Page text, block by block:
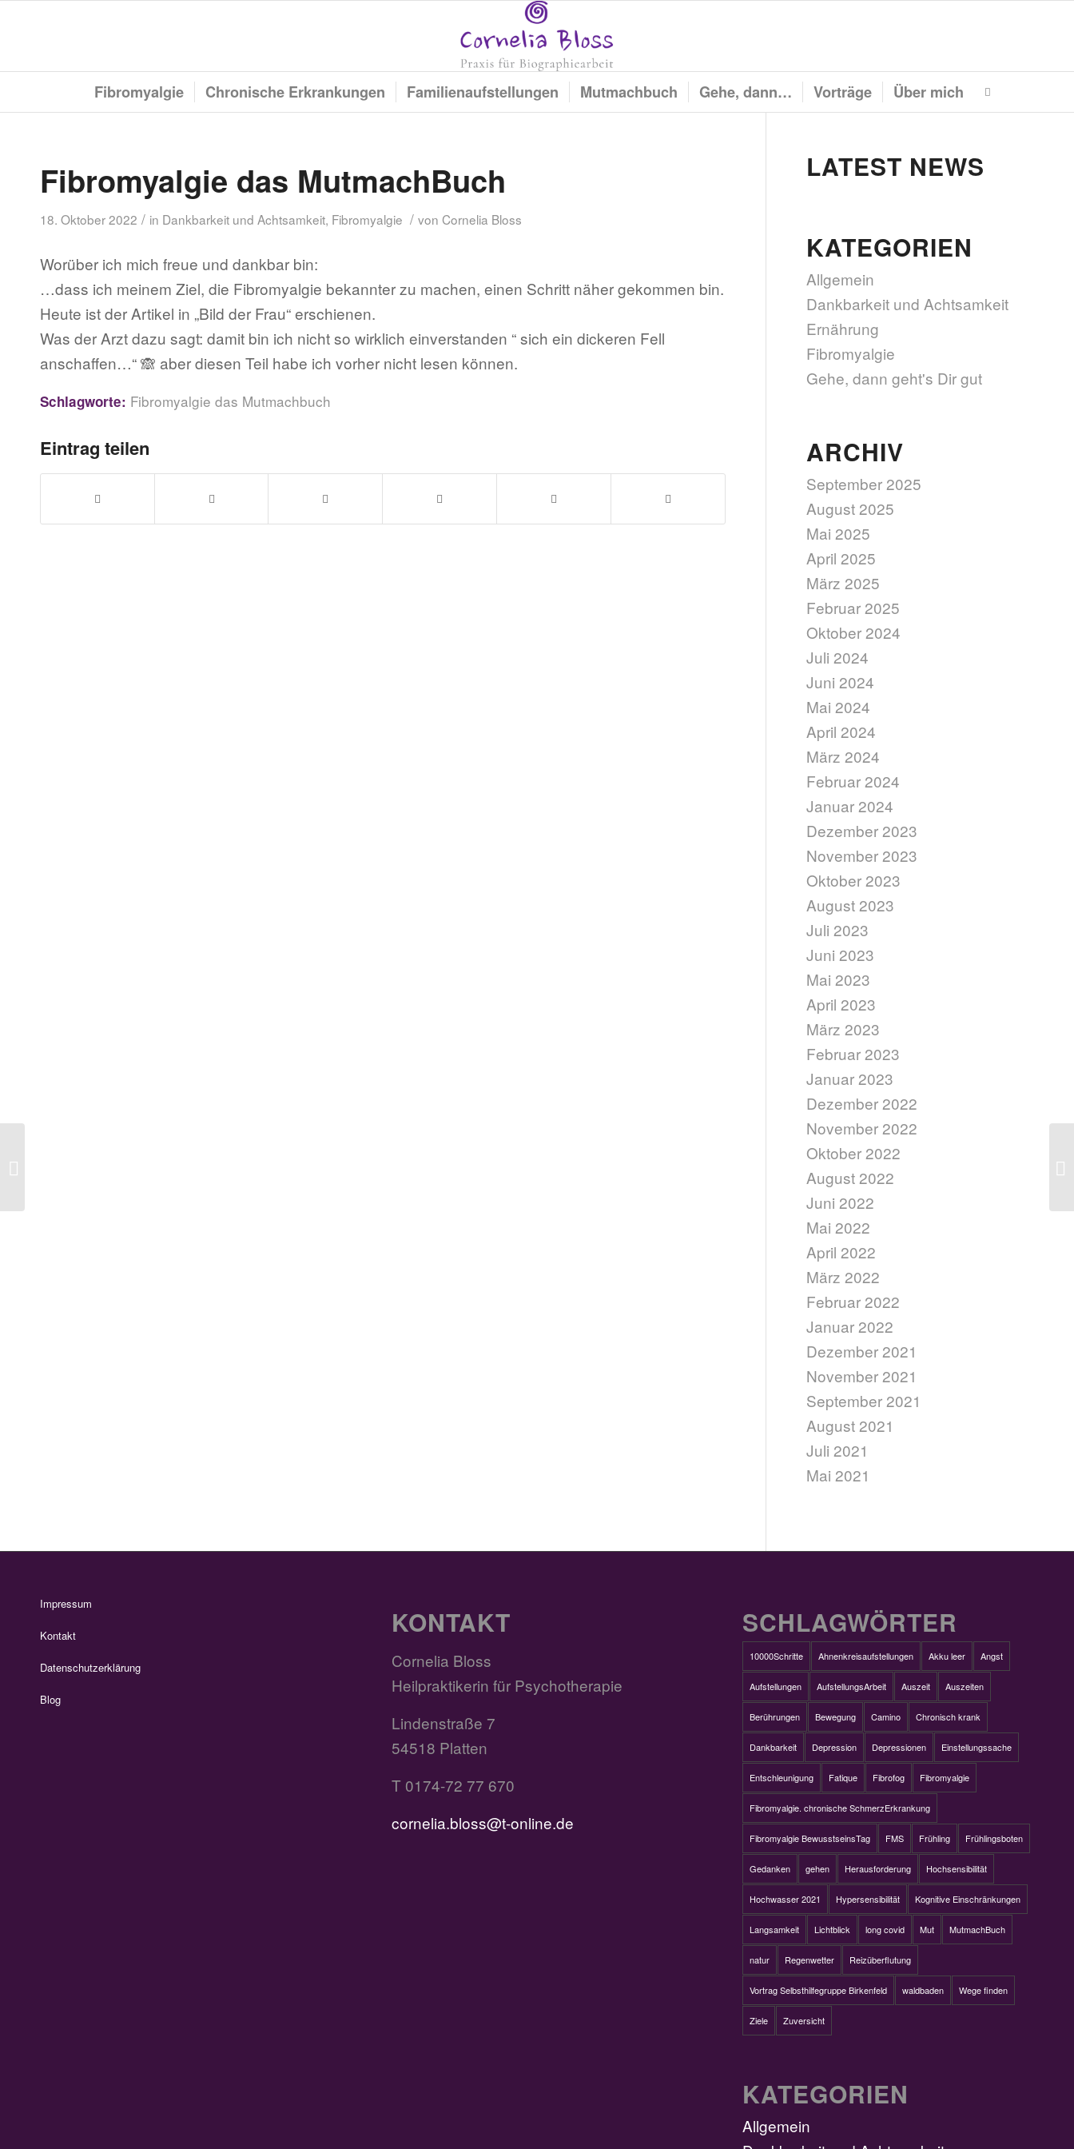
Fibromyalgie Chronische Erkrankungen Familienaufstellungen Mutmachbuch Gehe, dann… Vorträge Über mich
Fibromyalgie das MutmachBuch
18. Oktober 2022 / in Dankbarkeit und Achtsamkeit, Fibromyalgie / von Cornelia Bloss
Worüber ich mich freue und dankbar bin:
…dass ich meinem Ziel, die Fibromyalgie bekannter zu machen, einen Schritt näher gekommen bin.
Heute ist der Artikel in „Bild der Frau“ erschienen.
Was der Arzt dazu sagt: damit bin ich nicht so wirklich einverstanden “ sich ein dickeren Fell
anschaffen…“ 🙈 aber diesen Teil habe ich vorher nicht lesen können.
Schlagworte: Fibromyalgie das Mutmachbuch
Eintrag teilen
LATEST NEWS
KATEGORIEN
Allgemein
Dankbarkeit und Achtsamkeit
Ernährung
Fibromyalgie
Gehe, dann geht's Dir gut
ARCHIV
September 2025
August 2025
Mai 2025
April 2025
März 2025
Februar 2025
Oktober 2024
Juli 2024
Juni 2024
Mai 2024
April 2024
März 2024
Februar 2024
Januar 2024
Dezember 2023
November 2023
Oktober 2023
August 2023
Juli 2023
Juni 2023
Mai 2023
April 2023
März 2023
Februar 2023
Januar 2023
Dezember 2022
November 2022
Oktober 2022
August 2022
Juni 2022
Mai 2022
April 2022
März 2022
Februar 2022
Januar 2022
Dezember 2021
November 2021
September 2021
August 2021
Juli 2021
Mai 2021
Impressum
Kontakt
Datenschutzerklärung
Blog
KONTAKT
Cornelia Bloss
Heilpraktikerin für Psychotherapie
Lindenstraße 7
54518 Platten
T 0174-72 77 670
cornelia.bloss@t-online.de
SCHLAGWÖRTER
10000Schritte Ahnenkreisaufstellungen Akku leer Angst
Aufstellungen AufstellungsArbeit Auszeit Auszeiten
Berührungen Bewegung Camino Chronisch krank
Dankbarkeit Depression Depressionen Einstellungssache
Entschleunigung Fatique Fibrofog Fibromyalgie
Fibromyalgie. chronische SchmerzErkrankung
Fibromyalgie BewusstseinsTag FMS Frühling Frühlingsboten
Gedanken gehen Herausforderung Hochsensibilität
Hochwasser 2021 Hypersensibilität Kognitive Einschränkungen
Langsamkeit Lichtblick long covid Mut MutmachBuch
natur Regenwetter Reizüberflutung
Vortrag Selbsthilfegruppe Birkenfeld waldbaden Wege finden
Ziele Zuversicht
KATEGORIEN
Allgemein